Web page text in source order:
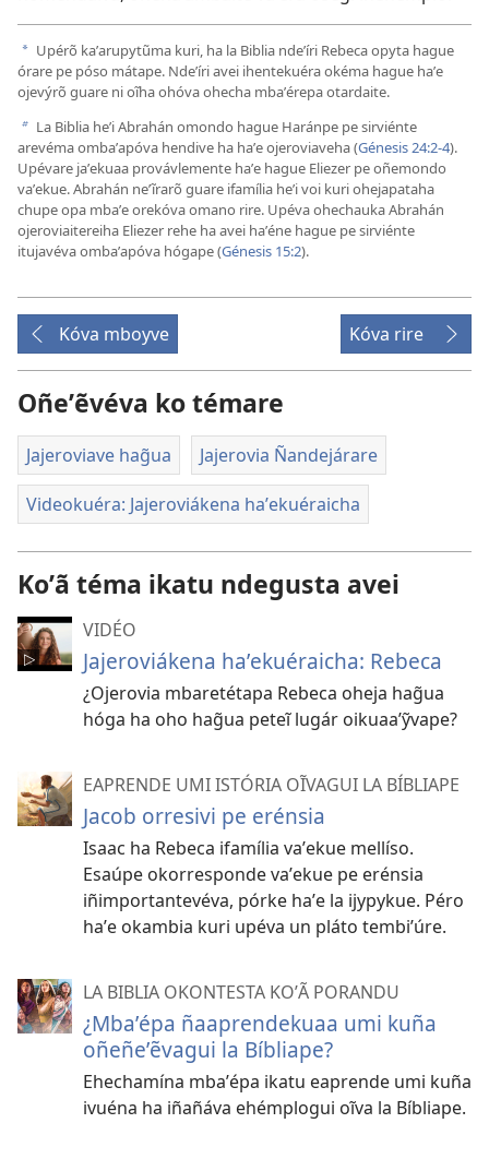
a Upérõ kaʼarupytũma kuri, ha la Biblia ndeʼíri Rebeca opyta hague
órare pe póso mátape. Ndeʼíri avei ihentekuéra okéma hague haʼe
ojevýrõ guare ni oĩha ohóva ohecha mbaʼérepa otardaite.
b La Biblia heʼi Abrahán omondo hague Haránpe pe sirviénte
arevéma ombaʼapóva hendive ha haʼe ojeroviaveha (Génesis 24:2-4).
Upévare jaʼekuaa provávlemente haʼe hague Eliezer pe oñemondo
vaʼekue. Abrahán neʼĩrarõ guare ifamília heʼi voi kuri ohejapataha
chupe opa mbaʼe orekóva omano rire. Upéva ohechauka Abrahán
ojeroviaitereiha Eliezer rehe ha avei haʼéne hague pe sirviénte
itujavéva ombaʼapóva hógape (Génesis 15:2).
Kóva mboyve Kóva rire
Oñeʼẽvéva ko témare
Jajeroviave hag̃ua Jajerovia Ñandejárare
Videokuéra: Jajeroviákena haʼekuéraicha
Koʼã téma ikatu ndegusta avei
VIDÉO
Jajeroviákena haʼekuéraicha: Rebeca
¿Ojerovia mbaretétapa Rebeca oheja hag̃ua
hóga ha oho hag̃ua peteĩ lugár oikuaaʼỹvape?
EAPRENDE UMI ISTÓRIA OĨVAGUI LA BÍBLIAPE
Jacob orresivi pe erénsia
Isaac ha Rebeca ifamília vaʼekue mellíso.
Esaúpe okorresponde vaʼekue pe erénsia
iñimportantevéva, pórke haʼe la ijypykue. Péro
haʼe okambia kuri upéva un pláto tembiʼúre.
LA BIBLIA OKONTESTA KOʼÃ PORANDU
¿Mbaʼépa ñaaprendekuaa umi kuña
oñeñeʼẽvagui la Bíbliape?
Ehechamína mbaʼépa ikatu eaprende umi kuña
ivuéna ha iñañáva ehémplogui oĩva la Bíbliape.